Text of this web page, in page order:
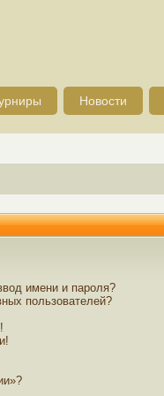
Новости
имени и пароля?
пользователей?